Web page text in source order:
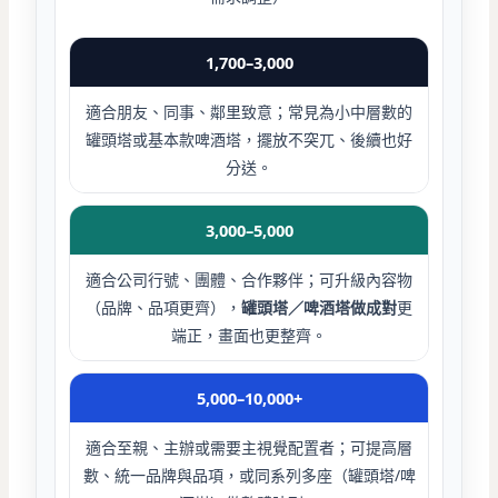
1,700–3,000
適合朋友、同事、鄰里致意；常見為小中層數的
罐頭塔或基本款啤酒塔，擺放不突兀、後續也好
分送。
3,000–5,000
適合公司行號、團體、合作夥伴；可升級內容物
（品牌、品項更齊）， 罐頭塔／啤酒塔做成對更
端正，畫面也更整齊。
5,000–10,000+
適合至親、主辦或需要主視覺配置者；可提高層
數、統一品牌與品項，或同系列多座（罐頭塔/啤